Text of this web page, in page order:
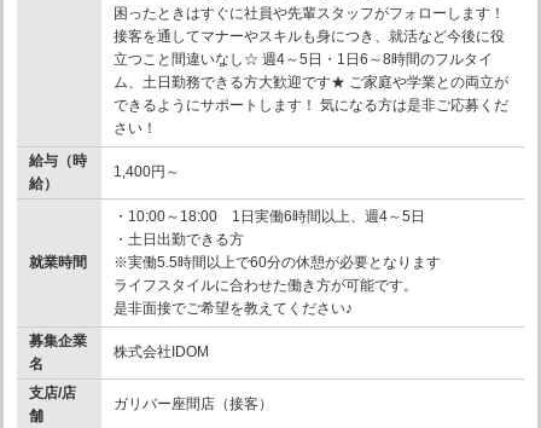
困ったときはすぐに社員や先輩スタッフがフォローします！
接客を通してマナーやスキルも身につき、就活など今後に役
立つこと間違いなし☆ 週4～5日・1日6～8時間のフルタイ
ム、土日勤務できる方大歓迎です★ ご家庭や学業との両立が
できるようにサポートします！ 気になる方は是非ご応募くだ
さい！
給与（時
給）
1,400円～
就業時間
・10:00～18:00 1日実働6時間以上、週4～5日
・土日出勤できる方
※実働5.5時間以上で60分の休憩が必要となります
ライフスタイルに合わせた働き方が可能です。
是非面接でご希望を教えてください♪
募集企業
名
株式会社IDOM
支店/店
舗
ガリバー座間店（接客）